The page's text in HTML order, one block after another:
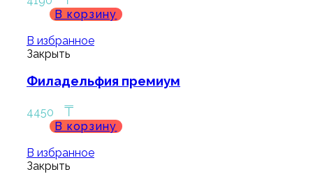
В корзину
В избранное
Закрыть
Филадельфия премиум
4450 ₸
В корзину
В избранное
Закрыть